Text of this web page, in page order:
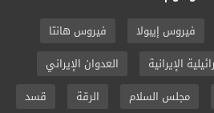
فيروس إيبولا
فيروس هانتا
الإيرانية
العدوان الإيراني
مجلس السلام الرقة
قسد